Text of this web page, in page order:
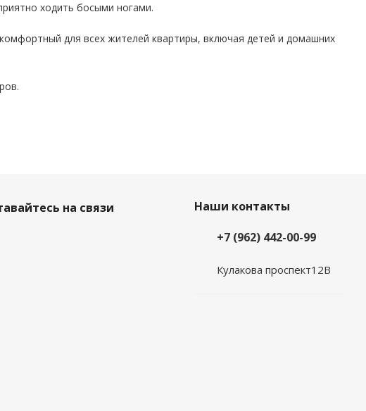
ходить босыми ногами.
для всех жителей квартиры, включая детей и домашних
на связи
Наши контакты
+7 (962) 442-00-99
Кулакова проспект12В